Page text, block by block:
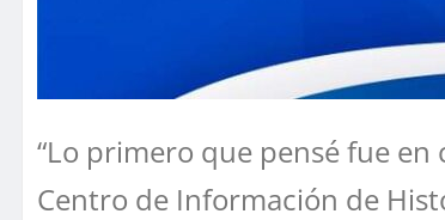
“Lo primero que pensé fue
Centro de Información de